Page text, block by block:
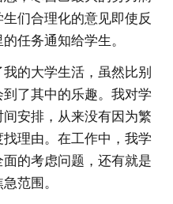
们合理化的意见即使反
任务通知给学生。
的大学生活，虽然比别
了其中的乐趣。我对学
安排，从来没有因为繁
理由。在工作中，我学
的考虑问题，还有就是
范围。